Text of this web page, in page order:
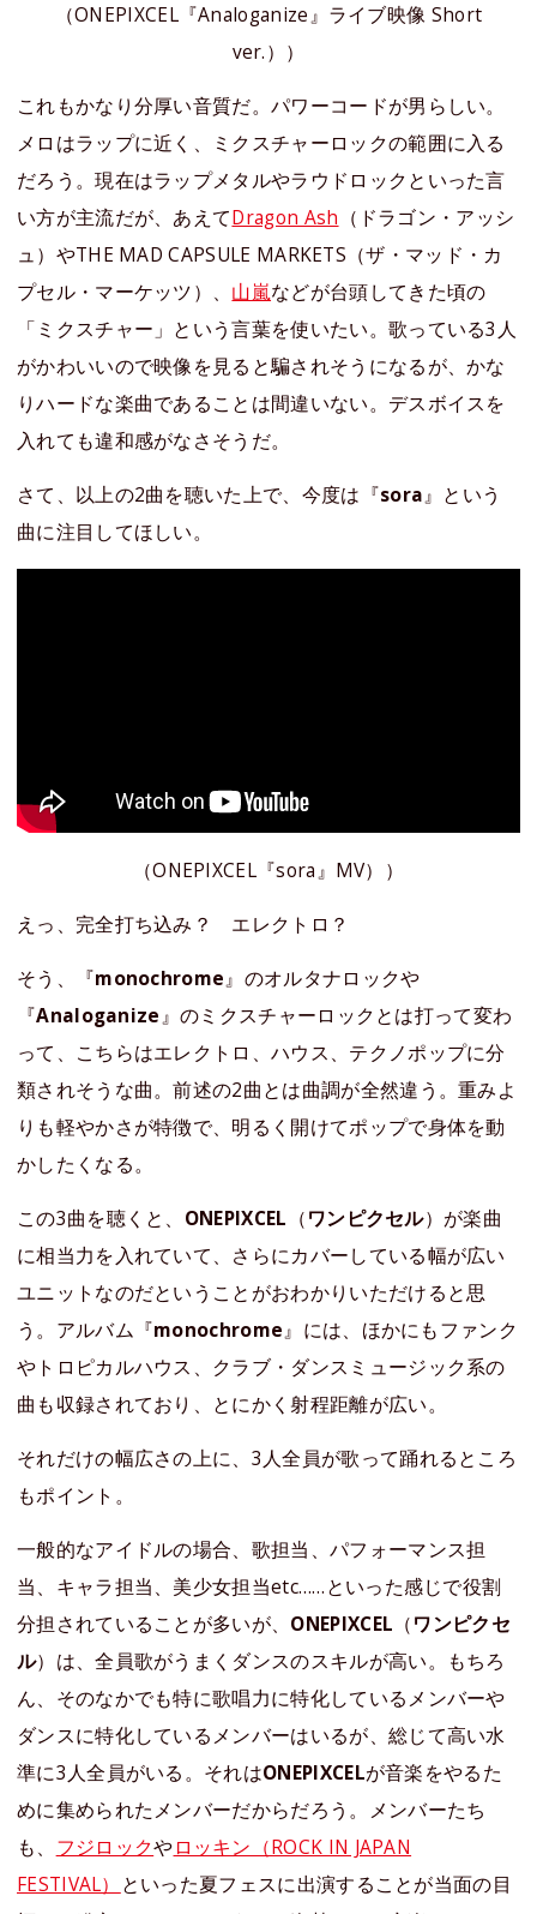
（ONEPIXCEL『Analoganize』ライブ映像 Short
ver.））
これもかなり分厚い音質だ。パワーコードが男らしい。
メロはラップに近く、ミクスチャーロックの範囲に入る
だろう。現在はラップメタルやラウドロックといった言
い方が主流だが、あえてDragon Ash （ドラゴン・アッシ
ュ）やTHE MAD CAPSULE MARKETS（ザ・マッド・カ
プセル・マーケッツ）、 山嵐などが台頭してきた頃の
「ミクスチャー」という言葉を使いたい。歌っている3人
がかわいいので映像を見ると騙されそうになるが、かな
りハードな楽曲であることは間違いない。デスボイスを
入れても違和感がなさそうだ。
さて、以上の2曲を聴いた上で、今度は『sora』という
曲に注目してほしい。
（ONEPIXCEL『sora』MV））
えっ、完全打ち込み？ エレクトロ？
そう、『monochrome』のオルタナロックや
『Analoganize』のミクスチャーロックとは打って変わ
って、こちらはエレクトロ、ハウス、テクノポップに分
類されそうな曲。前述の2曲とは曲調が全然違う。重みよ
りも軽やかさが特徴で、明るく開けてポップで身体を動
かしたくなる。
この3曲を聴くと、 ONEPIXCEL （ワンピクセル）が楽曲
に相当力を入れていて、さらにカバーしている幅が広い
ユニットなのだということがおわかりいただけると思
う。アルバム『monochrome』には、ほかにもファンク
やトロピカルハウス、クラブ・ダンスミュージック系の
曲も収録されており、とにかく射程距離が広い。
それだけの幅広さの上に、3人全員が歌って踊れるところ
もポイント。
一般的なアイドルの場合、歌担当、パフォーマンス担
当、キャラ担当、美少女担当etc……といった感じで役割
分担されていることが多いが、 ONEPIXCEL （ワンピクセ
ル）は、全員歌がうまくダンスのスキルが高い。もちろ
ん、そのなかでも特に歌唱力に特化しているメンバーや
ダンスに特化しているメンバーはいるが、総じて高い水
準に3人全員がいる。それはONEPIXCELが音楽をやるた
めに集められたメンバーだからだろう。メンバーたち
も、 フジロックやロッキン（ROCK IN JAPAN
FESTIVAL） といった夏フェスに出演することが当面の目